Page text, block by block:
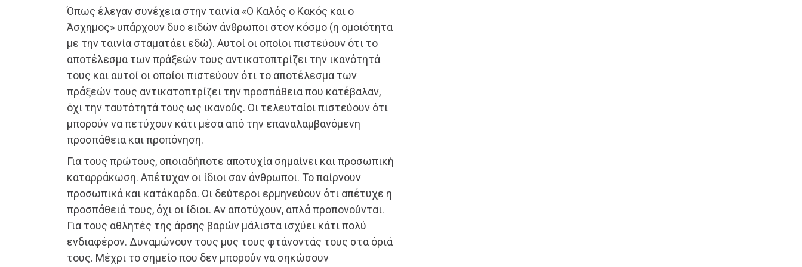
Όπως έλεγαν συνέχεια στην ταινία «Ο Καλός ο Κακός και ο
Άσχημος» υπάρχουν δυο ειδών άνθρωποι στον κόσμο (η ομοιότητα
με την ταινία σταματάει εδώ). Αυτοί οι οποίοι πιστεύουν ότι το
αποτέλεσμα των πράξεών τους αντικατοπτρίζει την ικανότητά
τους και αυτοί οι οποίοι πιστεύουν ότι το αποτέλεσμα των
πράξεών τους αντικατοπτρίζει την προσπάθεια που κατέβαλαν,
όχι την ταυτότητά τους ως ικανούς. Οι τελευταίοι πιστεύουν ότι
μπορούν να πετύχουν κάτι μέσα από την επαναλαμβανόμενη
προσπάθεια και προπόνηση.
Για τους πρώτους, οποιαδήποτε αποτυχία σημαίνει και προσωπική
καταρράκωση. Απέτυχαν οι ίδιοι σαν άνθρωποι. Το παίρνουν
προσωπικά και κατάκαρδα. Οι δεύτεροι ερμηνεύουν ότι απέτυχε η
προσπάθειά τους, όχι οι ίδιοι. Αν αποτύχουν, απλά προπονούνται.
Για τους αθλητές της άρσης βαρών μάλιστα ισχύει κάτι πολύ
ενδιαφέρον. Δυναμώνουν τους μυς τους φτάνοντάς τους στα όριά
τους. Μέχρι το σημείο που δεν μπορούν να σηκώσουν